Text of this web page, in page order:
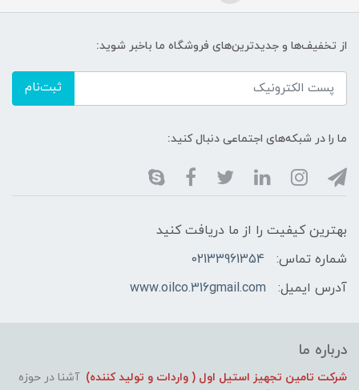
از تخفیف‌ها و جدیدترین‌های فروشگاه ما باخبر شوید:
ثبت‌نام
ما را در شبکه‌های اجتماعی دنبال کنید:
بهترین کیفیت را از ما دریافت کنید
شماره تماس:
02133961354
آدرس ایمیل:
www.oilco.316gmail.com
درباره ما
شرکت تامین تجهیز استیل اول ( واردات و تولید کننده) آشنا در حوزه